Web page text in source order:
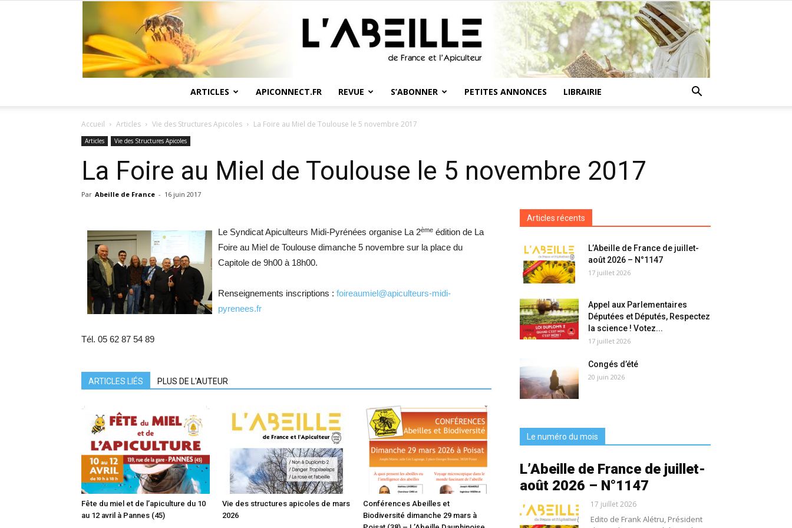
ARTICLES APICONNECT.FR REVUE S’ABONNER PETITES ANNONCES LIBRAIRIE
Accueil Articles Vie des Structures Apicoles La Foire au Miel de Toulouse le 5 novembre 2017
Articles Vie des Structures Apicoles
La Foire au Miel de Toulouse le 5 novembre 2017
Par Abeille de France - 16 juin 2017
Le Syndicat Apiculteurs Midi-Pyrénées organise La 2ème édition de La
Foire au Miel de Toulouse dimanche 5 novembre sur la place du
Capitole de 9h00 à 18h00.
Renseignements inscriptions : foireaumiel@apiculteurs-midi-
pyrenees.fr
Tél. 05 62 87 54 89
ARTICLES LIÉS PLUS DE L'AUTEUR
Fête du miel et de l’apiculture du 10
au 12 avril à Pannes (45)
Vie des structures apicoles de mars
2026
Conférences Abeilles et
Biodiversité dimanche 29 mars à
Articles récents
L’Abeille de France de juillet-
août 2026 – N°1147
17 juillet 2026
Appel aux Parlementaires
Députées et Députés, Respectez
la science ! Votez...
17 juillet 2026
Congés d’été
20 juin 2026
Le numéro du mois
L’Abeille de France de juillet-
août 2026 – N°1147
17 juillet 2026
Edito de Frank Alétru, Président